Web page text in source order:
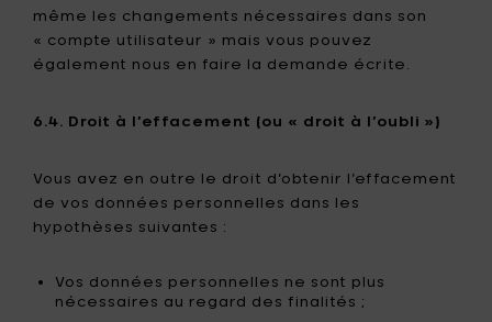
même les changements nécessaires dans son
« compte utilisateur » mais vous pouvez
également nous en faire la demande écrite.
6.4. Droit à l’effacement (ou « droit à l’oubli »)
Vous avez en outre le droit d’obtenir l’effacement
de vos données personnelles dans les
hypothèses suivantes :
Vos données personnelles ne sont plus
nécessaires au regard des finalités ;